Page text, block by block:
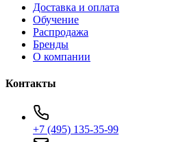
Доставка и оплата
Обучение
Распродажа
Бренды
О компании
Контакты
+7 (495) 135-35-99